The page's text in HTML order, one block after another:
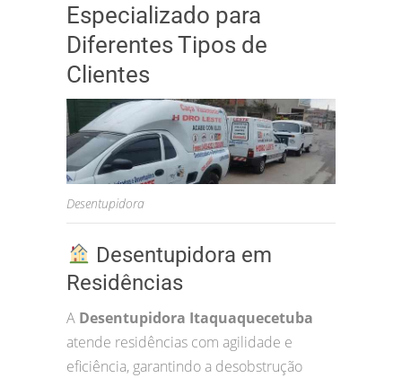
Especializado para
Diferentes Tipos de
Clientes
Desentupidora
Desentupidora em
Residências
A Desentupidora Itaquaquecetuba
atende residências com agilidade e
eficiência, garantindo a desobstrução